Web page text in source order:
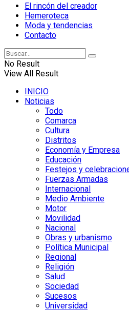
El rincón del creador
Hemeroteca
Moda y tendencias
Contacto
No Result
View All Result
INICIO
Noticias
Todo
Comarca
Cultura
Distritos
Economía y Empresa
Educación
Festejos y
Fuerzas Armadas
Internacional
Medio Ambiente
Motor
Movilidad
Nacional
Obras y urbanismo
Política Municipal
Regional
Religión
Salud
Sociedad
Sucesos
Universidad